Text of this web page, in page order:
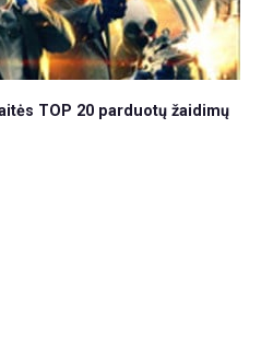
TOP 20 parduotų žaidimų